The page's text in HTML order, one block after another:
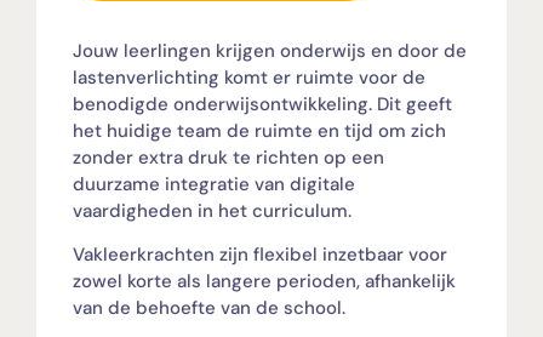
Jouw leerlingen krijgen onderwijs en door de
lastenverlichting komt er ruimte voor de
benodigde onderwijsontwikkeling. Dit geeft
het huidige team de ruimte en tijd om zich
zonder extra druk te richten op een
duurzame integratie van digitale
vaardigheden in het curriculum.
Vakleerkrachten zijn flexibel inzetbaar voor
zowel korte als langere perioden, afhankelijk
van de behoefte van de school.